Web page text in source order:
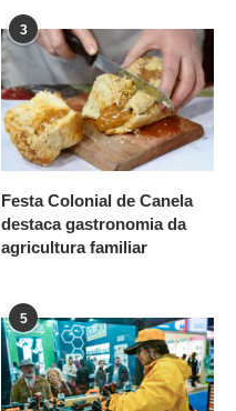
3
Festa Colonial de Canela
destaca gastronomia da
agricultura familiar
5